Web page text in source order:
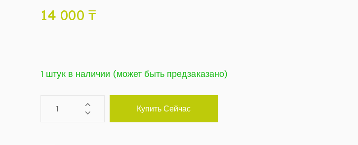
14 000 ₸
1 штук в наличии (может быть предзаказано)
Купить Сейчас